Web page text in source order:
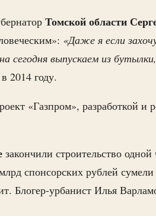
Томскойобласти
«Даже я если
выпускаем из
2014 году.
«Газпром», разработкой и
закончили строительство
спонсорских рублей
Блогер-урбанист Илья